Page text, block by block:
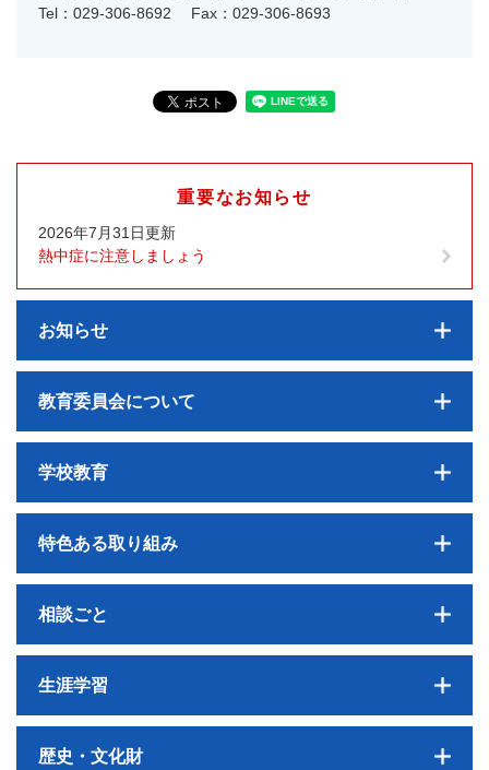
Tel：029-306-8692
Fax：029-306-8693
重要なお知らせ
2026年7月31日更新
熱中症に注意しましょう
お知らせ
教育委員会について
学校教育
特色ある取り組み
相談ごと
生涯学習
歴史・文化財